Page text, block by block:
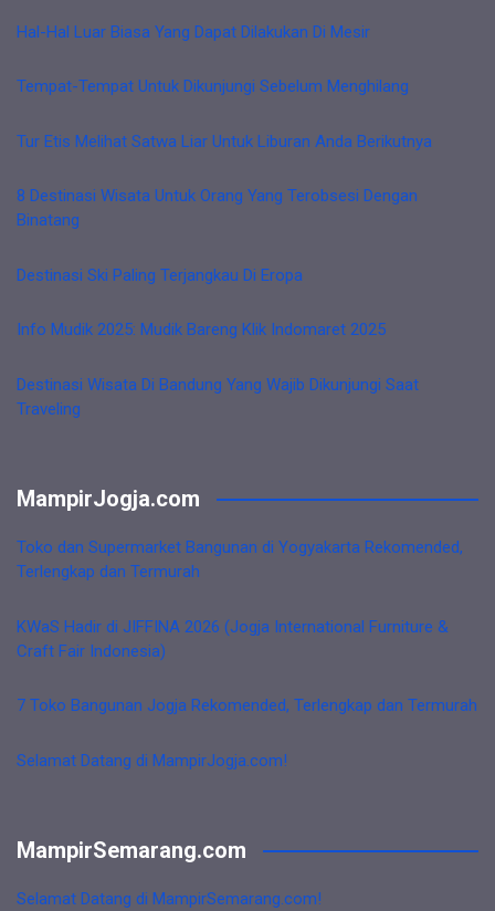
Hal-Hal Luar Biasa Yang Dapat Dilakukan Di Mesir
Tempat-Tempat Untuk Dikunjungi Sebelum Menghilang
Tur Etis Melihat Satwa Liar Untuk Liburan Anda Berikutnya
8 Destinasi Wisata Untuk Orang Yang Terobsesi Dengan
Binatang
Destinasi Ski Paling Terjangkau Di Eropa
Info Mudik 2025: Mudik Bareng Klik Indomaret 2025
Destinasi Wisata Di Bandung Yang Wajib Dikunjungi Saat
Traveling
MampirJogja.com
Toko dan Supermarket Bangunan di Yogyakarta Rekomended,
Terlengkap dan Termurah
KWaS Hadir di JIFFINA 2026 (Jogja International Furniture &
Craft Fair Indonesia)
7 Toko Bangunan Jogja Rekomended, Terlengkap dan Termurah
Selamat Datang di MampirJogja.com!
MampirSemarang.com
Selamat Datang di MampirSemarang.com!